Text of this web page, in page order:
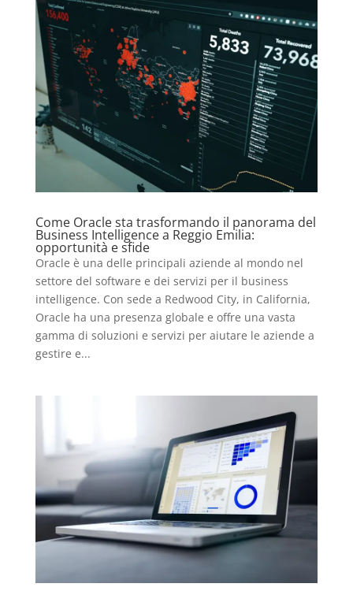
Come Oracle sta trasformando il panorama del
Business Intelligence a Reggio Emilia:
opportunità e sfide
Oracle è una delle principali aziende al mondo nel
settore del software e dei servizi per il business
intelligence. Con sede a Redwood City, in California,
Oracle ha una presenza globale e offre una vasta
gamma di soluzioni e servizi per aiutare le aziende a
gestire e...